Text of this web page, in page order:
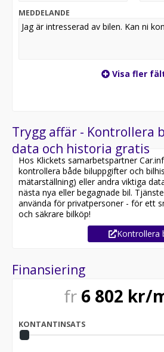
MEDDELANDE
Visa fler
Trygg affär - Kontrollera
data och historia gratis
Hos Klickets samarbetspartner
kontrollera både biluppgifter och
mätarställning) eller andra viktiga
nästa nya eller begagnade bil.
använda för privatpersoner - för ett
och säkrare bilköp!
Kontrollera
Finansiering
fr 6 802 kr/
KONTANTINSATS